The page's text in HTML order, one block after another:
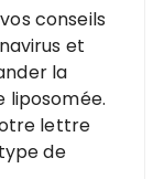
conseils
et
la
liposomée.
lettre
de